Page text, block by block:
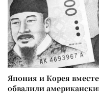
Япония и Корея вместе
обвалили